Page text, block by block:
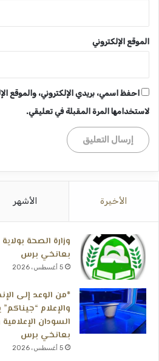
الموقع الإلكتروني
احفظ اسمي، بريدي الإلكتروني، والموقع
لاستخدامها المرة المقبلة في تعليقي.
الأخيرة الأشهر
وزارة الصحة
بعانخي برس
5 أغسطس، 2026
*من الوعد إلى
والإعلام
السودان الإعلامية
بعانخي برس
5 أغسطس، 2026